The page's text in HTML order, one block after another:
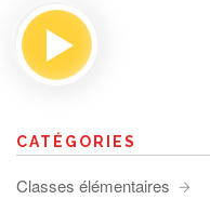
CATÉGORIES
Classes élémentaires